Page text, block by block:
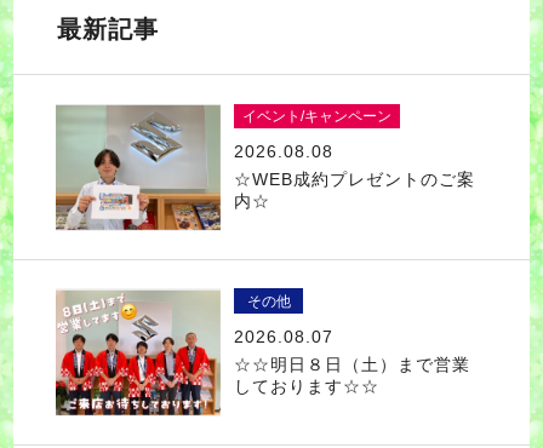
最新記事
イベント/キャンペーン
2026.08.08
☆WEB成約プレゼントのご案
内☆
その他
2026.08.07
☆☆明日８日（土）まで営業
しております☆☆